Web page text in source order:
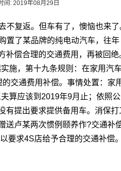
间: 2019年08月29日
不复返。但车有了，懊恼也来
了某品牌的纯电动汽车，往
偿合理的交通费用，再被回
施，第十九条规则：在家用汽
交通费用补偿。事情处置：
算应该到2019年9月止；依照
提出要求提供备用车。消保
卢某两次惯例颐养作?交通补
要求4S店给予合理的交通补